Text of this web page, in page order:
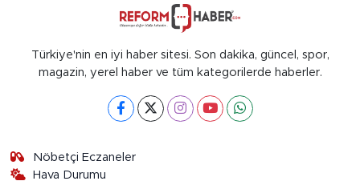
Türkiye'nin en iyi haber sitesi. Son dakika, güncel, spor,
magazin, yerel haber ve tüm kategorilerde haberler.
Nöbetçi Eczaneler
Hava Durumu